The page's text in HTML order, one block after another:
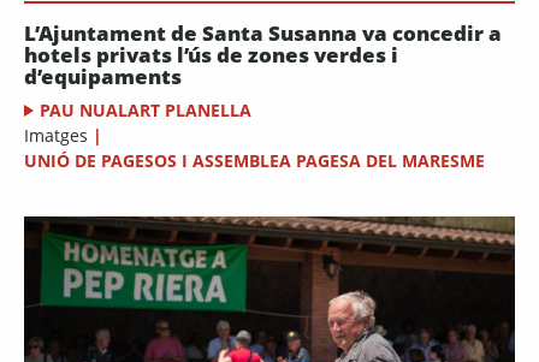
L’Ajuntament de Santa Susanna va concedir a
hotels privats l’ús de zones verdes i
d’equipaments
PAU NUALART PLANELLA
Imatges |
UNIÓ DE PAGESOS I ASSEMBLEA PAGESA DEL MARESME